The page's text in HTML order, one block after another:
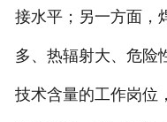
接水平；另一方面，
多、热辐射大、危险
技术含量的工作岗位